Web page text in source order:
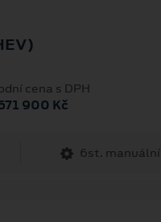
cena s DPH
900 Kč
6st. manuální